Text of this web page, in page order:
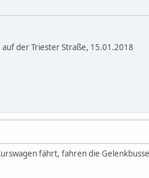
auf der Triester Straße, 15.01.2018
fährt, fahren die